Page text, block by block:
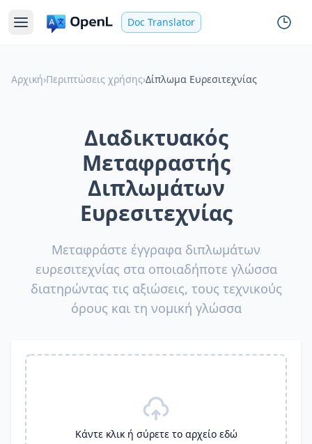
Doc Translator
Αρχική›Περιπτώσεις χρήσης›Δίπλωμα Ευρεσιτεχνίας
Διαδικτυακός
Μεταφραστής
Διπλωμάτων
Ευρεσιτεχνίας
Μεταφράστε έγγραφα διπλωμάτων
ευρεσιτεχνίας στα οποιαδήποτε γλώσσα
διατηρώντας τις αξιώσεις, τους τεχνικούς
όρους και τη νομική γλώσσα
Κάντε κλικ ή σύρετε το αρχείο εδώ